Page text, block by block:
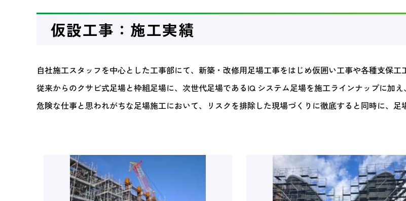
仮設工事：施工実績
自社施工スタッフを中心とした工事部にて、新築・改修用足場工事をはじめ仮囲い工事や各種支保工
従来からのクサビ式足場と枠組足場に、次世代足場であるIQ システム足場を施工ラインナップに加
危険な仕事と思われがちな足場施工において、リスクを排除した現場づくりに徹底すると同時に、